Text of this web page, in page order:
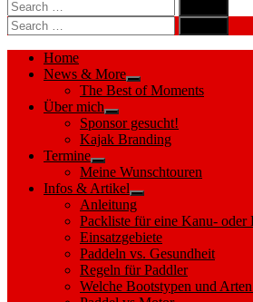
Search
for:
Search
Search
for:
Search
Home
News & More
Show
sub
The Best of Moments
Über mich
Show
sub
menu
Sponsor gesucht!
Kajak Branding
Termine
Show
sub
menu
Meine Wunschtouren
Infos & Artikel
Show
sub
menu
Anleitung
Packliste für eine Kanu- oder
Einsatzgebiete
Paddeln vs. Gesundheit
Regeln für Paddler
Welche Bootstypen und